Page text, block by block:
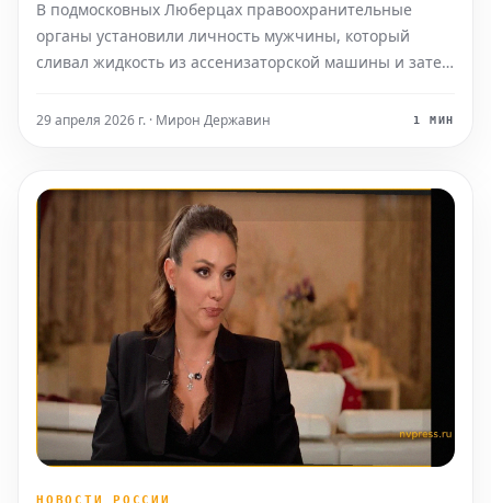
В подмосковных Люберцах правоохранительные
органы установили личность мужчины, который
сливал жидкость из ассенизаторской машины и затем
привлек внимание общественности после появления
29 апреля 2026 г. · Мирон Державин 1 МИН